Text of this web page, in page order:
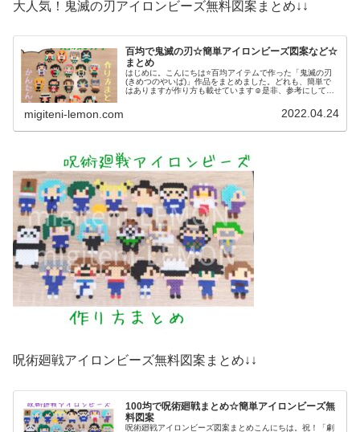
大人気！鬼滅の刃アイロンビーズ無料図案まとめ↓↓
百均で鬼滅の刃☆簡単アイロンビーズ図案など☆
まとめ
はじめに。こんにちは⭐百均アイテムで作った「鬼滅の刃
(きめつのやいば)」作品をまとめました。どれも、簡単で
はありますが作り方も載せています☺️是非、参考にしてみ
migiteni-lemon.com 2022.04.24
呪術廻戦アイロンビーズ無料図案まとめ↓↓
100均で呪術廻戦まとめ☆簡単アイロンビーズ無
料図案
呪術廻戦アイロンビーズ図案まとめこんにちは。祝！「劇